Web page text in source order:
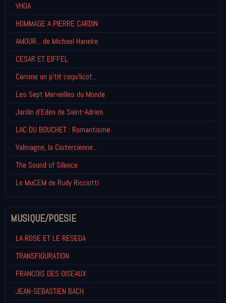
VHOA
HOMMAGE A PIERRE CARDIN
AMOUR... de Michael Haneke
CESAR ET EIFFEL
Comme un p'tit coqu'licot...
Les Sept Merveilles du Monde
Jardin d'Eden de Saint-Adrien
LAC DU BOUCHET : Romantisme
Valmagne, la Cistercienne...
The Sound of Silence
Le MuCEM de Rudy Ricciotti
MUSIQUE/POESIE
LA ROSE ET LE RESEDA
TRANSFIGURATION
FRANCOIS DES OISEAUX
JEAN-SEBASTIEN BACH